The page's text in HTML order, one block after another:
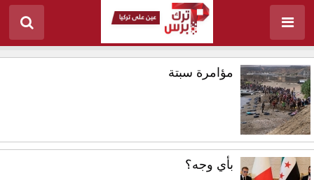
مؤامرة سبتة
بأي وجه؟